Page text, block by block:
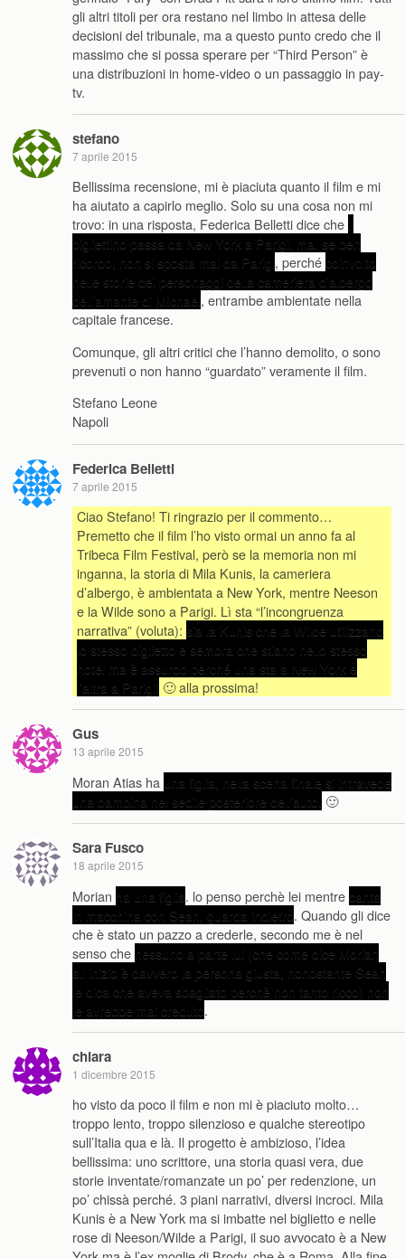
gli altri titoli per ora restano nel limbo in attesa delle
decisioni del tribunale, ma a questo punto credo che il
massimo che si possa sperare per “Third Person” è
una distribuzioni in home-video o un passaggio in pay-
tv.
stefano
7 aprile 2015
Bellissima recensione, mi è piaciuta quanto il film e mi
ha aiutato a capirlo meglio. Solo su una cosa non mi
trovo: in una risposta, Federica Belletti dice che il
bigliettino passa da New York a Parigi, ma, se ben
ricordo, non si sposta mai da Parigi, perché coinvolto
nelle storie dei personaggi della cameriera d’albergo
dell’amante di MIchael , entrambe ambientate nella
capitale francese.
Comunque, gli altri critici che l’hanno demolito, o sono
prevenuti o non hanno “guardato” veramente il film.
Stefano Leone
Napoli
Federica Belletti
7 aprile 2015
Ciao Stefano! Ti ringrazio per il commento…
Premetto che il film l’ho visto ormai un anno fa al
Tribeca Film Festival, però se la memoria non mi
inganna, la storia di Mila Kunis, la cameriera
d’albergo, è ambientata a New York, mentre Neeson
e la Wilde sono a Parigi. Lì sta “l’incongruenza
narrativa” (voluta): sia la Kunis che la Wilde utilizzano
lo stesso biglietto e sembra che stiano nello stesso
hotel ma è assurdo perché una sta a New York e
l’altra a Parigi! 🙂 alla prossima!
Gus
13 aprile 2015
Moran Atias ha
una figlia, nella scena finale si intravede
una bambina nel sedile posteriore dell’auto. 🙂
Sara Fusco
18 aprile 2015
Morian ha una figlia. lo penso perchè lei mentre canta
in macchina con Sean, guarda indietro. Quando gli dice
che è stato un pazzo a crederle, secondo me è nel
senso che nessuno a parte lui (che come dice Morian
all inizio è davvero la persona giusta, nonostante Sean
le dica che aveva sbagliato perchè non tanto ricco) non
le avrebbe mai creduto.
chiara
1 dicembre 2015
ho visto da poco il film e non mi è piaciuto molto…
troppo lento, troppo silenzioso e qualche stereotipo
sull’Italia qua e là. Il progetto è ambizioso, l’idea
bellissima: uno scrittore, una storia quasi vera, due
storie inventate/romanzate un po’ per redenzione, un
po’ chissà perché. 3 piani narrativi, diversi incroci. Mila
Kunis è a New York ma si imbatte nel biglietto e nelle
rose di Neeson/Wilde a Parigi, il suo avvocato è a New